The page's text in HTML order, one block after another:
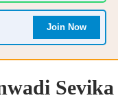
Join Now
Sevika